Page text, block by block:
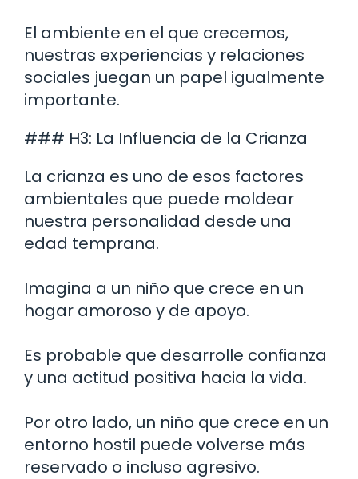
El ambiente en el que crecemos,
nuestras experiencias y relaciones
sociales juegan un papel igualmente
importante.
### H3: La Influencia de la Crianza
La crianza es uno de esos factores
ambientales que puede moldear
nuestra personalidad desde una
edad temprana.
Imagina a un niño que crece en un
hogar amoroso y de apoyo.
Es probable que desarrolle confianza
y una actitud positiva hacia la vida.
Por otro lado, un niño que crece en un
entorno hostil puede volverse más
reservado o incluso agresivo.